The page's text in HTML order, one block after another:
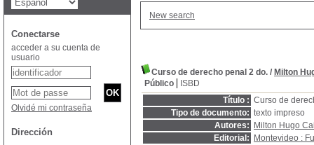
New search
Curso de derecho penal 2 do. / Milton
Público
ISBD
Título : Curso de
Tipo de documento: texto impreso
Autores:
Milton Hugo
Editorial:
Montevideo :
Conectarse
acceder a su cuenta de
usuario
Olvidé mi contraseña
Dirección